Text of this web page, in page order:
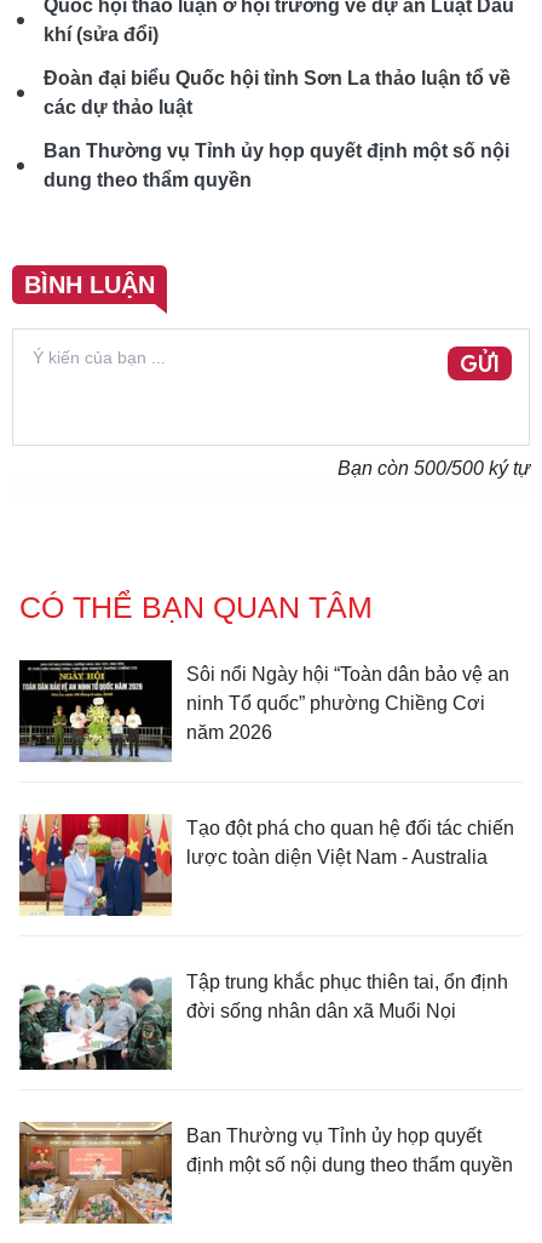
Quốc hội thảo luận ở hội trường về dự án Luật Dầu
khí (sửa đổi)
Đoàn đại biểu Quốc hội tỉnh Sơn La thảo luận tổ về
các dự thảo luật
Ban Thường vụ Tỉnh ủy họp quyết định một số nội
dung theo thẩm quyền
BÌNH LUẬN
GỬI
Bạn còn 500/500 ký tự
CÓ THỂ BẠN QUAN TÂM
Sôi nổi Ngày hội “Toàn dân bảo vệ an
ninh Tổ quốc” phường Chiềng Cơi
năm 2026
Tạo đột phá cho quan hệ đối tác chiến
lược toàn diện Việt Nam - Australia
Tập trung khắc phục thiên tai, ổn định
đời sống nhân dân xã Muổi Nọi
Ban Thường vụ Tỉnh ủy họp quyết
định một số nội dung theo thẩm quyền